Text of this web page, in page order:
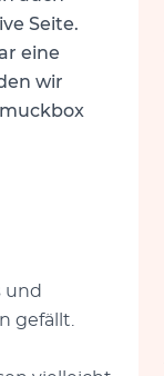
Seite.
eine
wir
und
gefällt.